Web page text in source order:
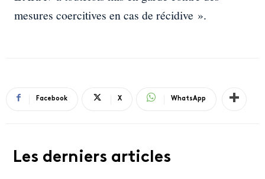
mesures coercitives en cas de récidive ».
Facebook X WhatsApp
Les derniers articles